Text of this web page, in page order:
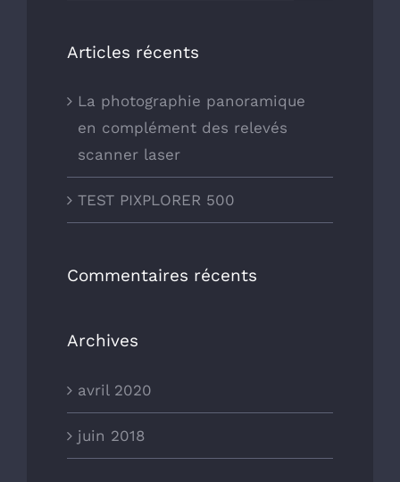
Articles récents
La photographie panoramique
en complément des relevés
scanner laser
TEST PIXPLORER 500
Commentaires récents
Archives
avril 2020
juin 2018